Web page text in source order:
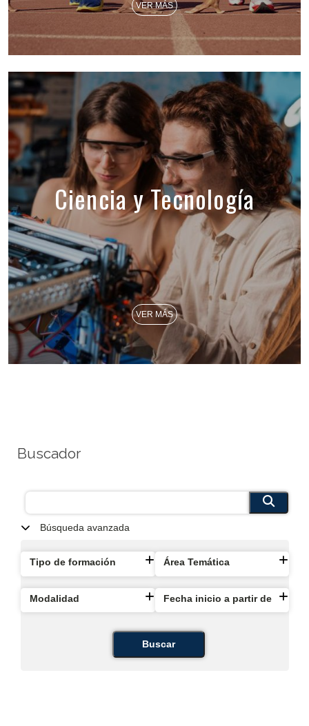
VER MÁS
Ciencia y Tecnología
VER MÁS
Buscador
Búsqueda avanzada
Tipo de formación Área Temática
Modalidad Fecha inicio a partir de
Buscar